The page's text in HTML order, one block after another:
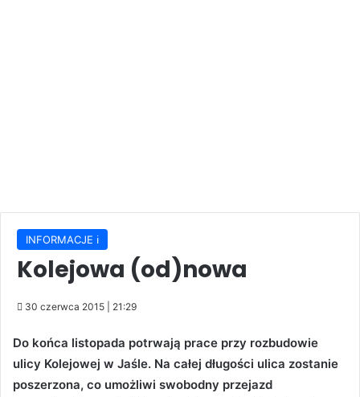
INFORMACJE ℹ️
Kolejowa (od)nowa
30 czerwca 2015 | 21:29
Do końca listopada potrwają prace przy rozbudowie
ulicy Kolejowej w Jaśle. Na całej długości ulica zostanie
poszerzona, co umożliwi swobodny przejazd